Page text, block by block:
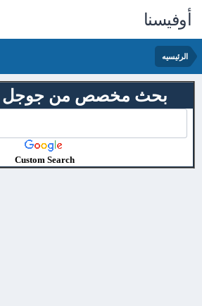
أوفيسنا
الرئيسيه
بحث مخصص من جوجل
Custom Search